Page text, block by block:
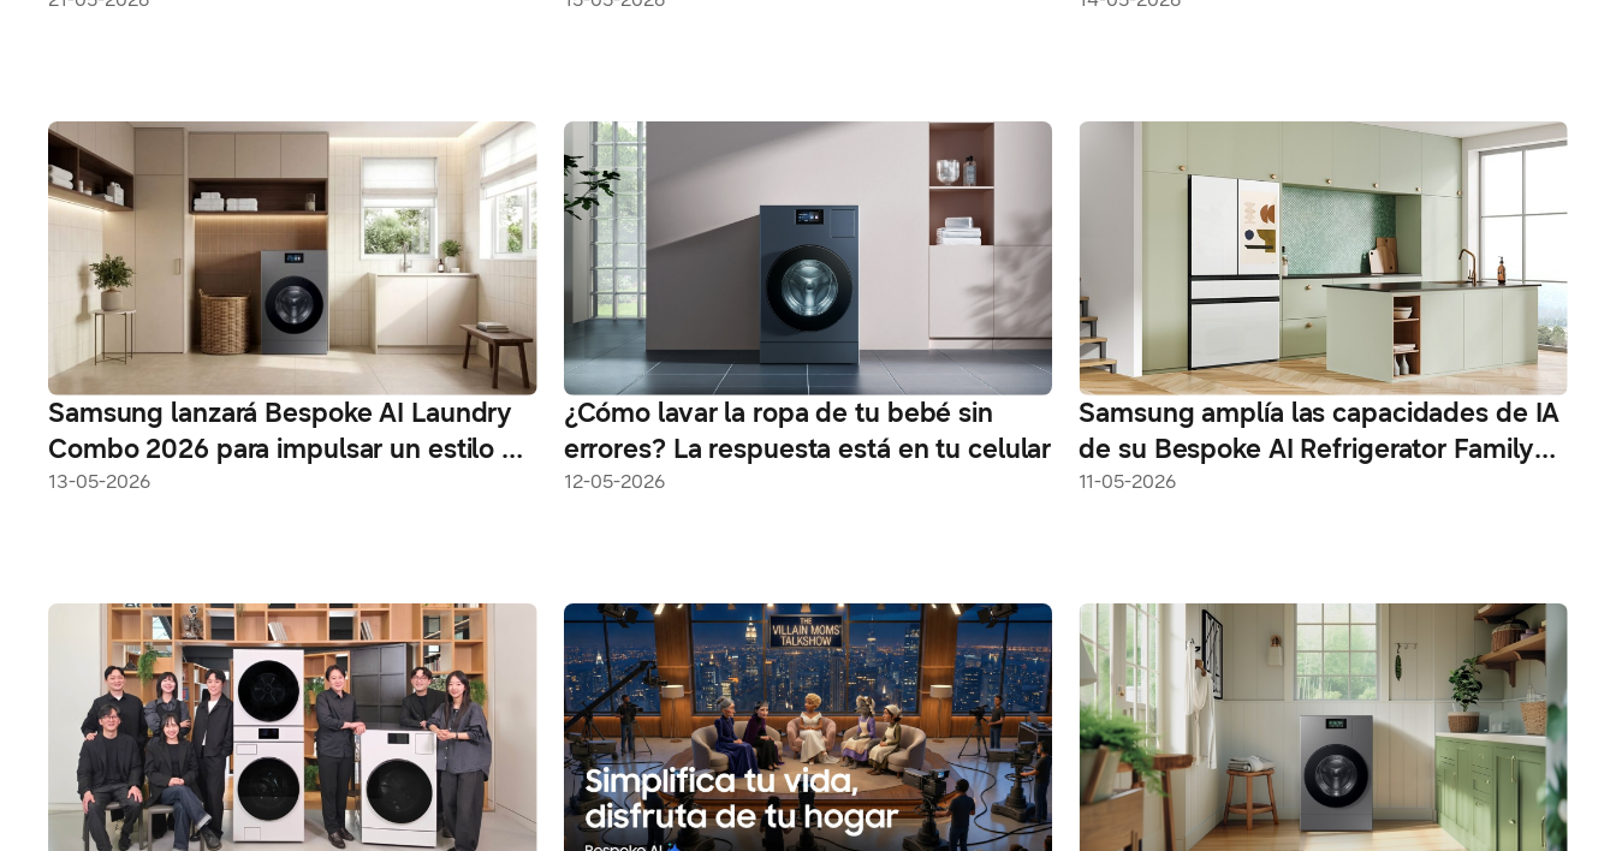
Samsung lanzará Bespoke AI Laundry
Combo 2026 para impulsar un estilo de
vida cómodo con una experiencia todo
13-05-2026
¿Cómo lavar la ropa de tu bebé sin
errores? La respuesta está en tu celular
12-05-2026
Samsung amplía las capacidades de IA
de su Bespoke AI Refrigerator Family
Hub con importantes actualizaciones
11-05-2026